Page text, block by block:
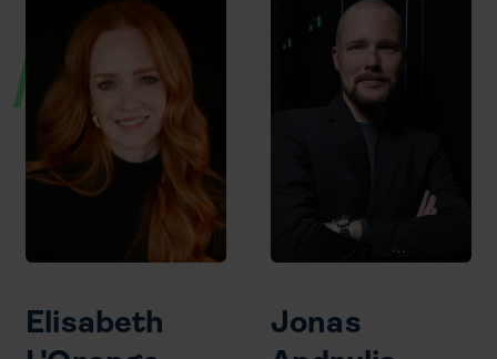
Elisabeth
Jonas